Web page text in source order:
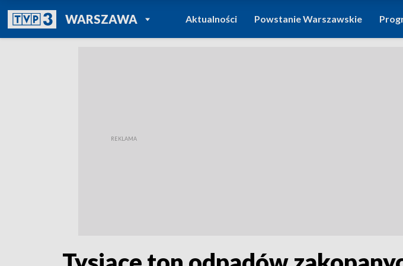
WARSZAWAPOWRÓT DO
TVP REGIONY
Aktualności Powstanie Warszawskie